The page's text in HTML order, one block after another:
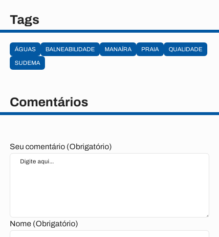
Tags
ÁGUAS BALNEABILIDADE MANAÍRA PRAIA
QUALIDADE
SUDEMA
Comentários
Seu comentário (Obrigatório)
Nome (Obrigatório)